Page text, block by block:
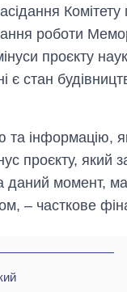
Комітету
роботи
проєкту
є стан
та інформацію,
проєкту, який
момент,
– часткове